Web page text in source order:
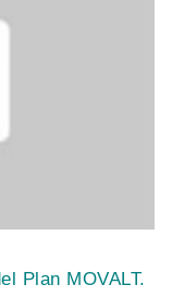
Plan MOVALT.